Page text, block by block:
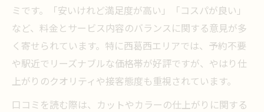
ミです。「安いけれど満足度が高い」「コスパが良い」
など、料金とサービス内容のバランスに関する意見が多
く寄せられています。特に西葛西エリアでは、予約不要
や駅近でリーズナブルな価格帯が好評ですが、やはり仕
上がりのクオリティや接客態度も重視されています。
口コミを読む際は、カットやカラーの仕上がりに関する